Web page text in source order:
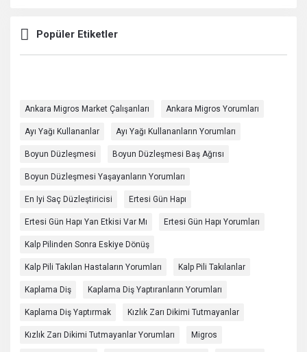
Popüler Etiketler
Ankara Migros Market Çalışanları Ankara Migros Yorumları
Ayı Yağı Kullananlar Ayı Yağı Kullananların Yorumları
Boyun Düzleşmesi Boyun Düzleşmesi Baş Ağrısı
Boyun Düzleşmesi Yaşayanların Yorumları
En Iyi Saç Düzleştiricisi Ertesi Gün Hapı
Ertesi Gün Hapı Yan Etkisi Var Mı Ertesi Gün Hapı Yorumları
Kalp Pilinden Sonra Eskiye Dönüş
Kalp Pili Takılan Hastaların Yorumları Kalp Pili Takılanlar
Kaplama Diş Kaplama Diş Yaptıranların Yorumları
Kaplama Diş Yaptırmak Kızlık Zarı Dikimi Tutmayanlar
Kızlık Zarı Dikimi Tutmayanlar Yorumları Migros